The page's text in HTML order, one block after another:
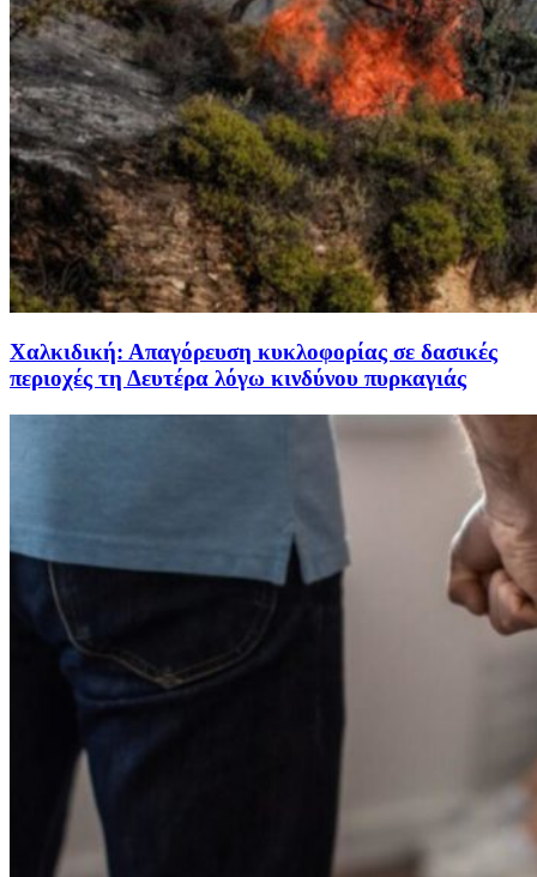
Χαλκιδική: Απαγόρευση κυκλοφορίας σε δασικές
περιοχές τη Δευτέρα λόγω κινδύνου πυρκαγιάς